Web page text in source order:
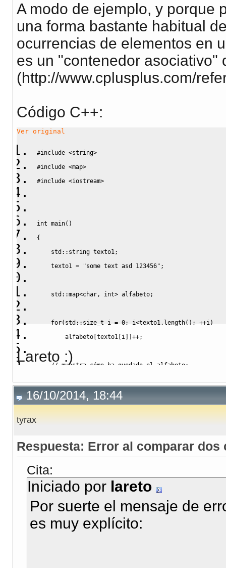
A modo de ejemplo, y porque
una forma bastante habitual
ocurrencias de elementos en
es un "contenedor asociativo"
(http://www.cplusplus.com/
Código C++:
Ver original
#include <string>
#include <map>
#include <iostream>
int main( )
{
std :: string texto1 ;
texto1 = "some text asd 123456" ;
std ::map<char , int> alfabeto;
for( std :: size_t i = 0; i<texto1.length( ) ; ++i )
alfabeto [texto1 [i ] ] ++;
// muestra cómo ha quedado el alfabeto:
for(it i =alfabeto.begin
std::cout << i->first << " --> " << i->
}
Lareto :)
16/10/2014, 18:44
tyrax
Respuesta: Error al comparar dos
Cita:
Iniciado por lareto
Por suerte el mensaje de
es muy explícito: